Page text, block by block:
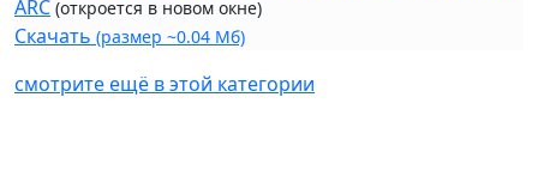
ARC (откроется в новом окне)
Скачать (размер ~0.04 Мб)
смотрите ещё в этой категории